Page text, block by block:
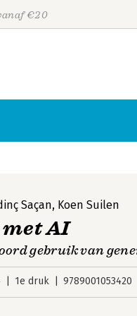
€20
Saçan, Koen Suilen
AI
gebruik van
1e druk 9789001053420
Personen